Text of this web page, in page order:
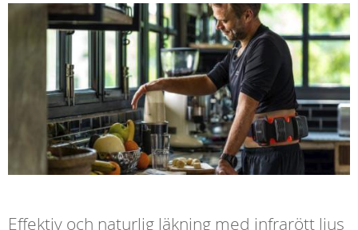
Effektiv och naturlig läkning med infrarött ljus